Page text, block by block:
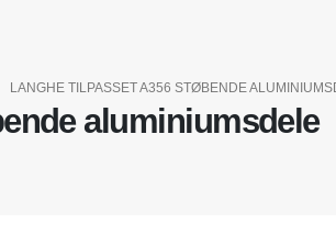
LANGHE TILPASSET A356 STØBENDE
aluminiumsdele